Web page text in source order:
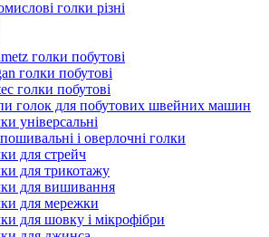
голки різні
голки побутові
голки побутові
голки побутові
голок для побутових швейних машин
універсальні
і оверлочні голки
для стрейч
для трикотажу
для вишивання
для мережки
для шовку і мікрофібри